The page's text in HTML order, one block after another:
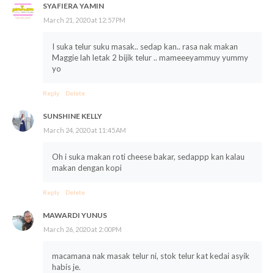
SYAFIERA YAMIN
March 21, 2020 at 12:57 PM
I suka telur suku masak.. sedap kan.. rasa nak makan
Maggie lah letak 2 bijik telur .. mameeeyammuy yummy
yo
Reply Delete
SUNSHINE KELLY
March 24, 2020 at 11:45 AM
Oh i suka makan roti cheese bakar, sedappp kan kalau
makan dengan kopi
Reply Delete
MAWARDI YUNUS
March 26, 2020 at 2:00 PM
macamana nak masak telur ni, stok telur kat kedai asyik
habis je.